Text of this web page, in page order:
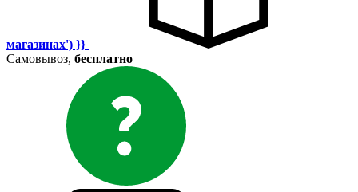
магазинах') }}
Самовывоз, бесплатно